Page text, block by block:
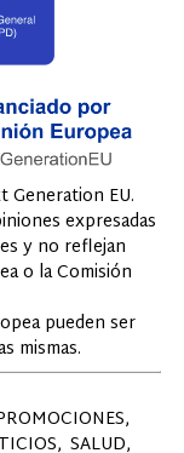
Generation EU.
expresadas
y no reflejan
o la Comisión
pueden ser
mismas.
SALUD